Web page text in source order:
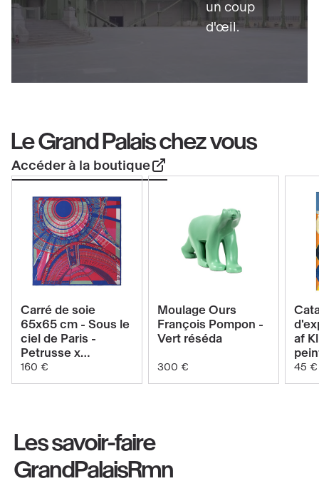
un coup
d'œil.
Le Grand Palais chez vous
Accéder à la boutique
Voir
le
produit
Carré
de
cm
-
Sous
Carré de soie
65x65 cm - Sous le
ciel de Paris -
Petrusse x
GrandPalais -
Réséda Pop
160 €
Voir
le
produit
Moulage
Ours
-
Vert
Moulage Ours
François Pompon -
Vert réséda
300 €
af
45 €
Les savoir-faire
GrandPalaisRmn